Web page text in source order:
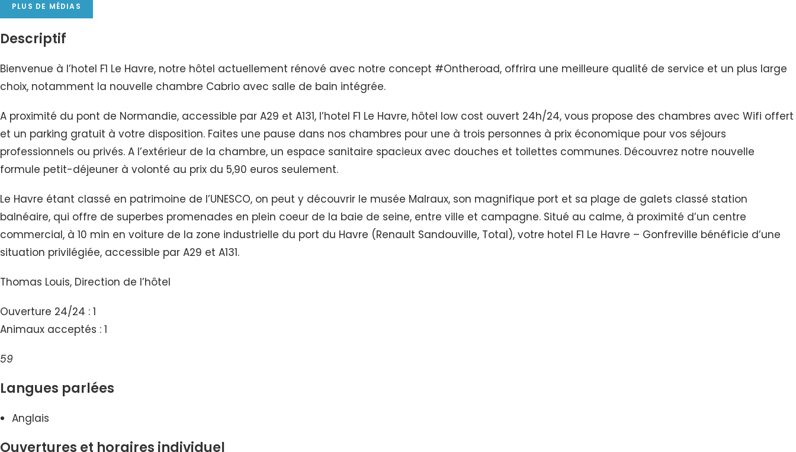
PLUS DE MÉDIAS
Descriptif
Bienvenue à l’hotel F1 Le Havre, notre hôtel actuellement rénové avec notre concept #Ontheroad, offrira une meilleure qualité de service et un plus large
choix, notamment la nouvelle chambre Cabrio avec salle de bain intégrée.
A proximité du pont de Normandie, accessible par A29 et A131, l’hotel F1 Le Havre, hôtel low cost ouvert 24h/24, vous propose des chambres avec Wifi offert
et un parking gratuit à votre disposition. Faites une pause dans nos chambres pour une à trois personnes à prix économique pour vos séjours
professionnels ou privés. A l’extérieur de la chambre, un espace sanitaire spacieux avec douches et toilettes communes. Découvrez notre nouvelle
formule petit-déjeuner à volonté au prix du 5,90 euros seulement.
Le Havre étant classé en patrimoine de l’UNESCO, on peut y découvrir le musée Malraux, son magnifique port et sa plage de galets classé station
balnéaire, qui offre de superbes promenades en plein coeur de la baie de seine, entre ville et campagne. Situé au calme, à proximité d’un centre
commercial, à 10 min en voiture de la zone industrielle du port du Havre (Renault Sandouville, Total), votre hotel F1 Le Havre – Gonfreville bénéficie d’une
situation privilégiée, accessible par A29 et A131.
Thomas Louis, Direction de l’hôtel
Ouverture 24/24 : 1
Animaux acceptés : 1
59
Langues parlées
Anglais
Ouvertures et horaires individuel